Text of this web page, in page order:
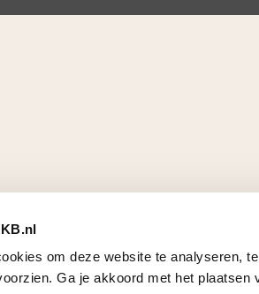
om deze website te analyseren,
Ga je akkoord met het plaatsen